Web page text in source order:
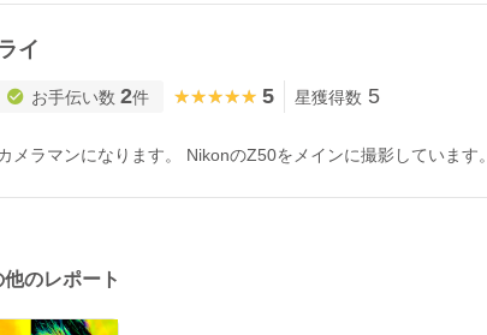
ライ
お手伝い数 2件 ★★★★★
★★★★★ 5 星獲得数 5
メラマンになります。 NikonのZ50をメインに撮影しています。
のレポート